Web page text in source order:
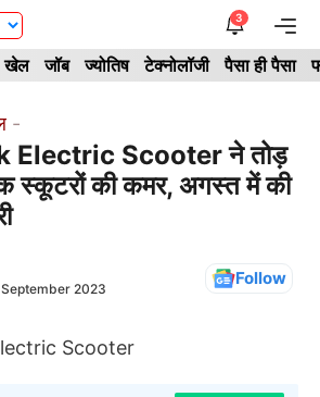
3
खेल जॉब ज्योतिष टेक्नोलॉजी पैसा ही पैसा
-
Electric Scooter ने तोड़
स्कूटरों की कमर, अगस्त में की
2023 Follow